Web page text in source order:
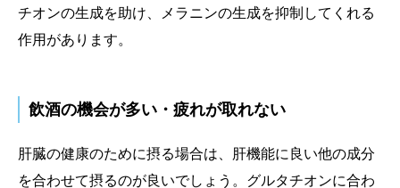
チオンの生成を助け、メラニンの生成を抑制してくれる
作用があります。
飲酒の機会が多い・疲れが取れない
肝臓の健康のために摂る場合は、肝機能に良い他の成分
を合わせて摂るのが良いでしょう。グルタチオンに合わ